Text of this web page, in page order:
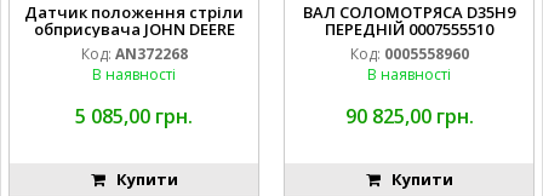
Датчик положення стріли
обприсувача JOHN DEERE
Код: AN372268
В наявності
5 085,00 грн.
Купити
ВАЛ СОЛОМОТРЯСА D35H9
ПЕРЕДНІЙ 0007555510
Код: 0005558960
В наявності
90 825,00 грн.
Купити